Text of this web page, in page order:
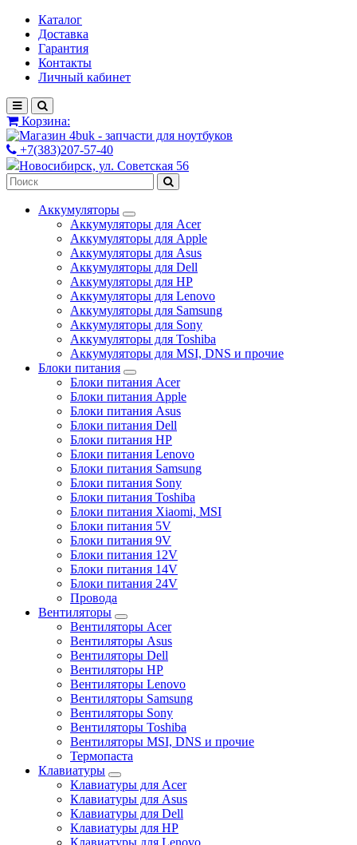
Каталог
Доставка
Гарантия
Контакты
Личный кабинет
Корзина:
+7(383)207-57-40
Новосибирск, ул. Советская 56
Аккумуляторы
Аккумуляторы для Acer
Аккумуляторы для Apple
Аккумуляторы для Asus
Аккумуляторы для Dell
Аккумуляторы для HP
Аккумуляторы для Lenovo
Аккумуляторы для Samsung
Аккумуляторы для Sony
Аккумуляторы для Toshiba
Аккумуляторы для MSI, DNS и прочие
Блоки питания
Блоки питания Acer
Блоки питания Apple
Блоки питания Asus
Блоки питания Dell
Блоки питания HP
Блоки питания Lenovo
Блоки питания Samsung
Блоки питания Sony
Блоки питания Toshiba
Блоки питания Xiaomi, MSI
Блоки питания 5V
Блоки питания 9V
Блоки питания 12V
Блоки питания 14V
Блоки питания 24V
Провода
Вентиляторы
Вентиляторы Acer
Вентиляторы Asus
Вентиляторы Dell
Вентиляторы HP
Вентиляторы Lenovo
Вентиляторы Samsung
Вентиляторы Sony
Вентиляторы Toshiba
Вентиляторы MSI, DNS и прочие
Термопаста
Клавиатуры
Клавиатуры для Acer
Клавиатуры для Asus
Клавиатуры для Dell
Клавиатуры для HP
Клавиатуры для Lenovo